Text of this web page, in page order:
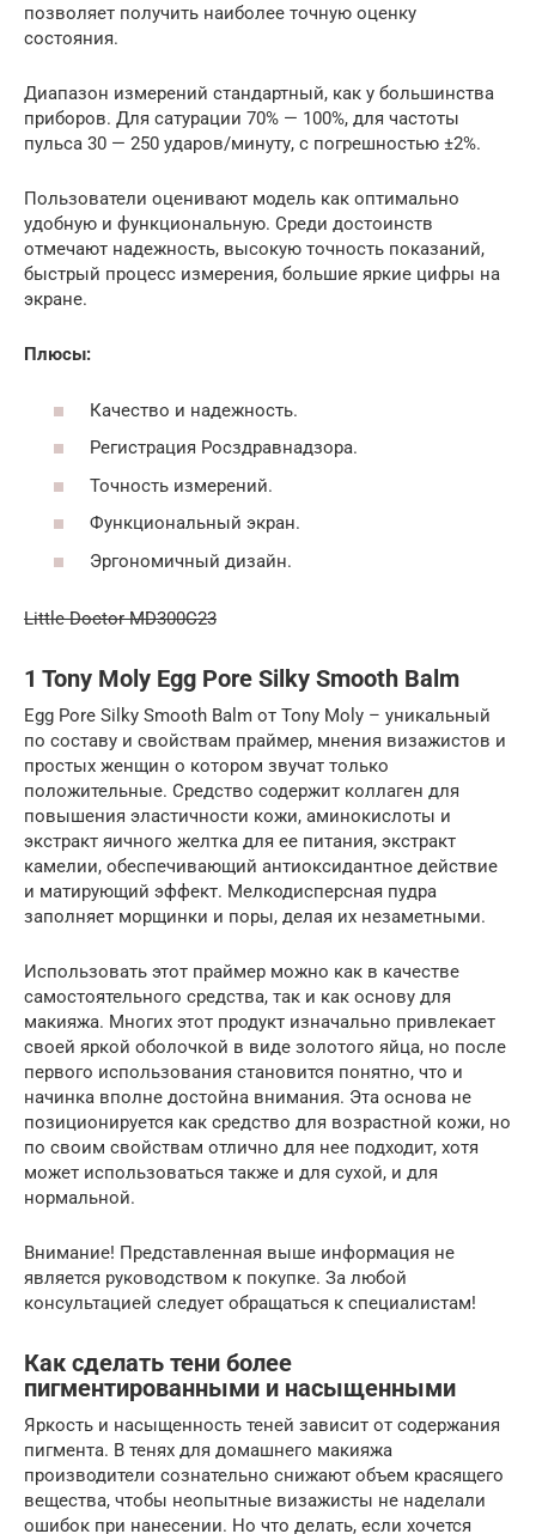
позволяет получить наиболее точную оценку
состояния.
Диапазон измерений стандартный, как у большинства
приборов. Для сатурации 70% — 100%, для частоты
пульса 30 — 250 ударов/минуту, с погрешностью ±2%.
Пользователи оценивают модель как оптимально
удобную и функциональную. Среди достоинств
отмечают надежность, высокую точность показаний,
быстрый процесс измерения, большие яркие цифры на
экране.
Плюсы:
Качество и надежность.
Регистрация Росздравнадзора.
Точность измерений.
Функциональный экран.
Эргономичный дизайн.
Little Doctor MD300C23
1 Tony Moly Egg Pore Silky Smooth Balm
Egg Pore Silky Smooth Balm от Tony Moly – уникальный
по составу и свойствам праймер, мнения визажистов и
простых женщин о котором звучат только
положительные. Средство содержит коллаген для
повышения эластичности кожи, аминокислоты и
экстракт яичного желтка для ее питания, экстракт
камелии, обеспечивающий антиоксидантное действие
и матирующий эффект. Мелкодисперсная пудра
заполняет морщинки и поры, делая их незаметными.
Использовать этот праймер можно как в качестве
самостоятельного средства, так и как основу для
макияжа. Многих этот продукт изначально привлекает
своей яркой оболочкой в виде золотого яйца, но после
первого использования становится понятно, что и
начинка вполне достойна внимания. Эта основа не
позиционируется как средство для возрастной кожи, но
по своим свойствам отлично для нее подходит, хотя
может использоваться также и для сухой, и для
нормальной.
Внимание! Представленная выше информация не
является руководством к покупке. За любой
консультацией следует обращаться к специалистам!
Как сделать тени более
пигментированными и насыщенными
Яркость и насыщенность теней зависит от содержания
пигмента. В тенях для домашнего макияжа
производители сознательно снижают объем красящего
вещества, чтобы неопытные визажисты не наделали
ошибок при нанесении. Но что делать, если хочется